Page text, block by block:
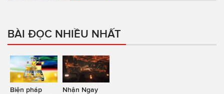
BÀI ĐỌC NHIỀU NHẤT
Biện pháp
Nhận Ngay